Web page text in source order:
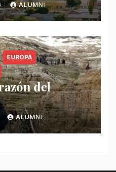
ALUMNI
EUROPA
del
ALUMNI